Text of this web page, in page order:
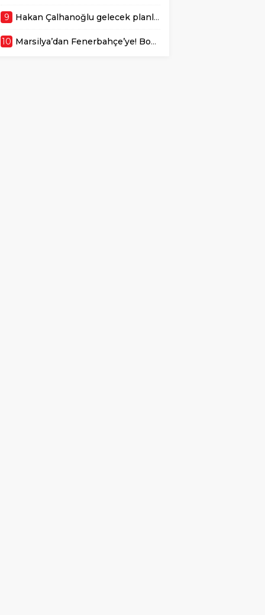
9 Hakan Çalhanoğlu gelecek planlarını açıkladı! ‘Kendimi TFF başkanı olarak görüyorum’
10 Marsilya’dan Fenerbahçe’ye! Bonservis için 30 milyon Euro iddiası